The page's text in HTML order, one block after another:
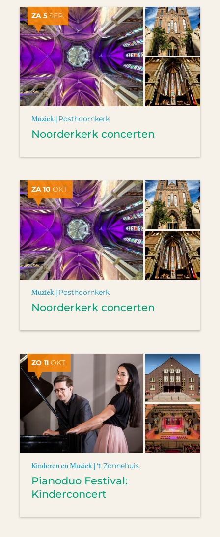
ZA 5 SEP.
Muziek | Posthoornkerk
Noorderkerk concerten
ZA 10 OKT.
Muziek | Posthoornkerk
Noorderkerk concerten
ZO 11 OKT.
Kinderen en Muziek | 't Zonnehuis
Pianoduo Festival:
Kinderconcert